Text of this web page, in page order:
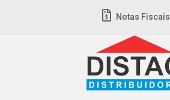
Notas Fiscais